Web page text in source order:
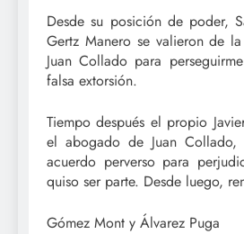
Desde su posición de poder,
Gertz Manero se valieron de
Juan Collado para
falsa extorsión.
Tiempo después el propio
el abogado de Juan
acuerdo perverso para
quiso ser parte. Desde luego,
Gómez Mont y Álvarez Puga